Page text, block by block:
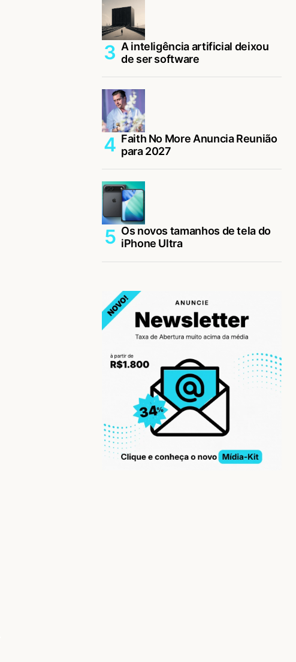
A inteligência artificial deixou
de ser software
Faith No More Anuncia Reunião
para 2027
Os novos tamanhos de tela do
iPhone Ultra